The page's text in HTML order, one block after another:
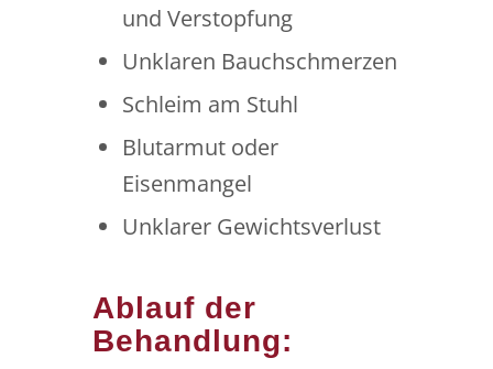
und Verstopfung
Unklaren Bauchschmerzen
Schleim am Stuhl
Blutarmut oder
Eisenmangel
Unklarer Gewichtsverlust
Ablauf der
Behandlung: